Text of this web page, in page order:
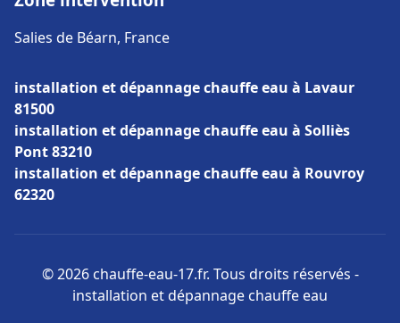
Salies de Béarn, France
installation et dépannage chauffe eau à Lavaur
81500
installation et dépannage chauffe eau à Solliès
Pont 83210
installation et dépannage chauffe eau à Rouvroy
62320
© 2026 chauffe-eau-17.fr. Tous droits réservés -
installation et dépannage chauffe eau